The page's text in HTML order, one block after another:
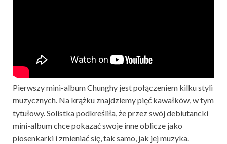
Pierwszy mini-album Chunghy jest połączeniem kilku styli
muzycznych. Na krążku znajdziemy pięć kawałków, w tym
tytułowy. Solistka podkreśliła, że przez swój debiutancki
mini-album chce pokazać swoje inne oblicze jako
piosenkarki i zmieniać się, tak samo, jak jej muzyka.